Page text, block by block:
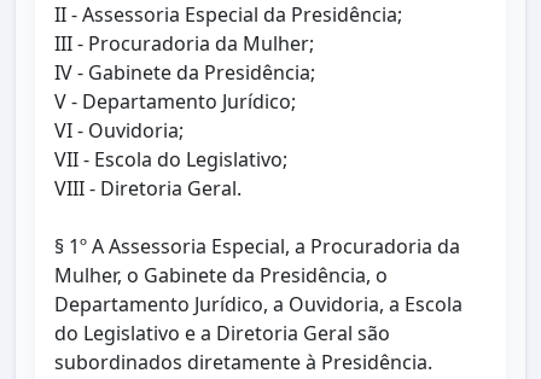
II - Assessoria Especial da Presidência;
III - Procuradoria da Mulher;
IV - Gabinete da Presidência;
V - Departamento Jurídico;
VI - Ouvidoria;
VII - Escola do Legislativo;
VIII - Diretoria Geral.
§ 1º A Assessoria Especial, a Procuradoria da
Mulher, o Gabinete da Presidência, o
Departamento Jurídico, a Ouvidoria, a Escola
do Legislativo e a Diretoria Geral são
subordinados diretamente à Presidência.